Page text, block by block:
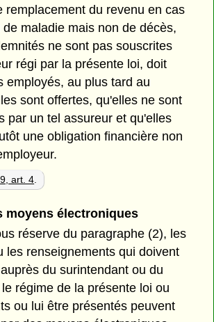
remplacement du revenu en cas
maladie mais non de décès,
ne sont pas souscrites
régi par la présente loi, doit
employés, au plus tard au
sont offertes, qu'elles ne sont
par un tel assureur et qu'elles
une obligation financière non
art. 4
moyens électroniques
réserve du paragraphe (2), les
les renseignements qui doivent
du surintendant ou du
régime de la présente loi ou
ou lui être présentés peuvent